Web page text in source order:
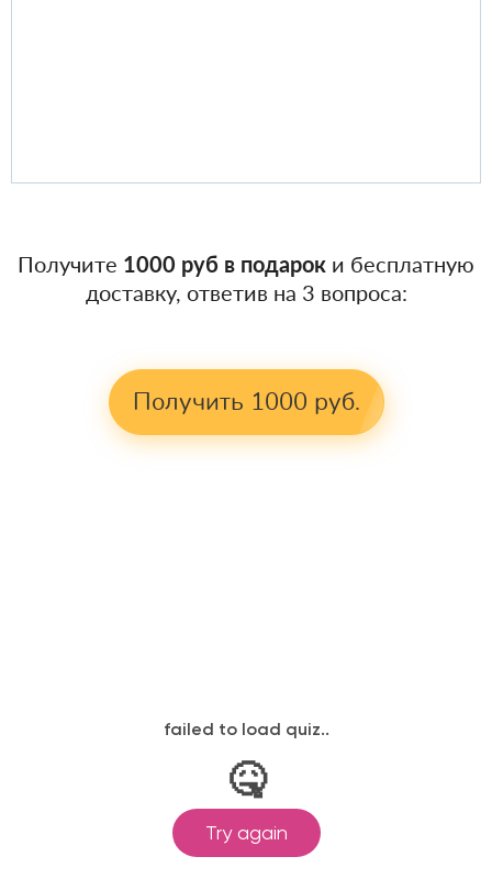
Получите 1000 руб в подарок и бесплатную
доставку, ответив на 3 вопроса:
Получить 1000 руб.